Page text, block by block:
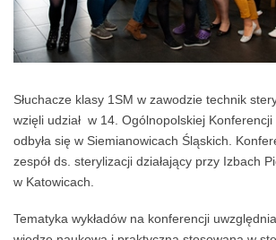
Słuchacze klasy 1SM w zawodzie technik
wzięli udział w 14. Ogólnopolskiej Konferencji
odbyła się w Siemianowicach Śląskich.
zespół ds. sterylizacji działający przy Izbach
w Katowicach.
Tematyka wykładów na konferencji